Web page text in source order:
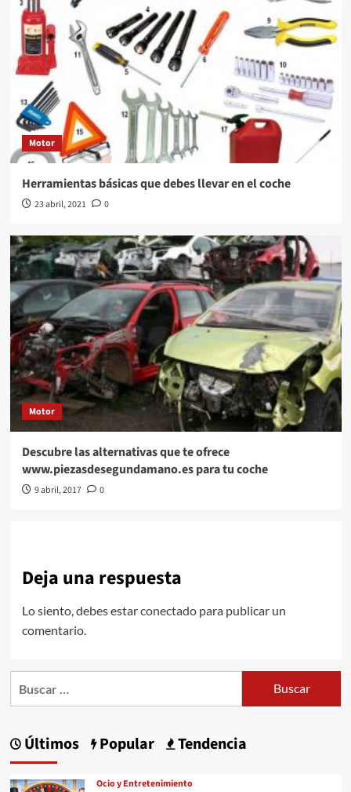
Motor
Herramientas básicas que debes llevar en el coche
23 abril, 2021 0
Motor
Descubre las alternativas que te ofrece
www.piezasdesegundamano.es para tu coche
9 abril, 2017 0
Deja una respuesta
Lo siento, debes estarconectadopara publicar un
comentario.
Últimos Popular Tendencia
Ocio y Entretenimiento